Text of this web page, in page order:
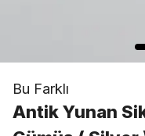
Bu Farklı
Antik Yunan